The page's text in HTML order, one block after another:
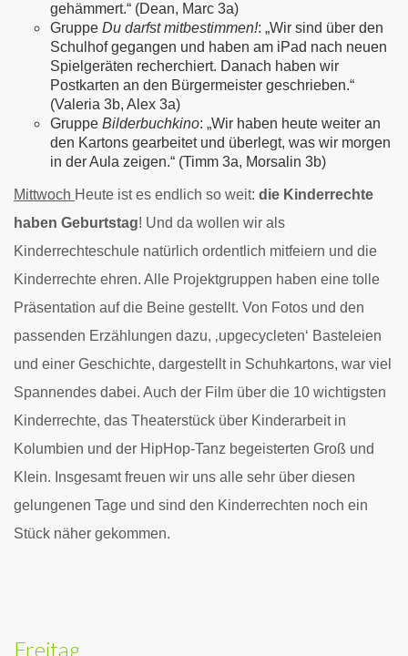
gehämmert.“ (Dean, Marc 3a)
Gruppe Du darfst mitbestimmen!: „Wir sind über den
Schulhof gegangen und haben am iPad nach neuen
Spielgeräten recherchiert. Danach haben wir
Postkarten an den Bürgermeister geschrieben.“
(Valeria 3b, Alex 3a)
Gruppe Bilderbuchkino: „Wir haben heute weiter an
den Kartons gearbeitet und überlegt, was wir morgen
in der Aula zeigen.“ (Timm 3a, Morsalin 3b)
Mittwoch Heute ist es endlich so weit: die Kinderrechte
haben Geburtstag! Und da wollen wir als
Kinderrechteschule natürlich ordentlich mitfeiern und die
Kinderrechte ehren. Alle Projektgruppen haben eine tolle
Präsentation auf die Beine gestellt. Von Fotos und den
passenden Erzählungen dazu, ‚upgecycleten‘ Basteleien
und einer Geschichte, dargestellt in Schuhkartons, war viel
Spannendes dabei. Auch der Film über die 10 wichtigsten
Kinderrechte, das Theaterstück über Kinderarbeit in
Kolumbien und der HipHop-Tanz begeisterten Groß und
Klein. Insgesamt freuen wir uns alle sehr über diesen
gelungenen Tage und sind den Kinderrechten noch ein
Stück näher gekommen.
Freitag